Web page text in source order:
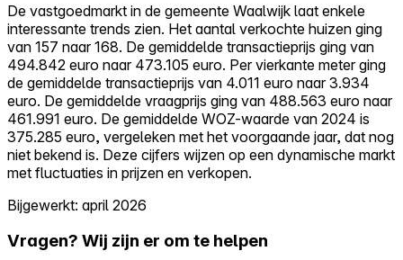
De vastgoedmarkt in de gemeente Waalwijk laat enkele
interessante trends zien. Het aantal verkochte huizen ging
van 157 naar 168. De gemiddelde transactieprijs ging van
494.842 euro naar 473.105 euro. Per vierkante meter ging
de gemiddelde transactieprijs van 4.011 euro naar 3.934
euro. De gemiddelde vraagprijs ging van 488.563 euro naar
461.991 euro. De gemiddelde WOZ-waarde van 2024 is
375.285 euro, vergeleken met het voorgaande jaar, dat nog
niet bekend is. Deze cijfers wijzen op een dynamische markt
met fluctuaties in prijzen en verkopen.
Bijgewerkt: april 2026
Vragen? Wij zijn er om te helpen